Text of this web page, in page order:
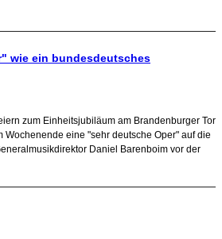
wie ein bundesdeutsches
zum Einheitsjubiläum am Brandenburger Tor
Wochenende eine "sehr deutsche Oper" auf die
Daniel Barenboim vor der